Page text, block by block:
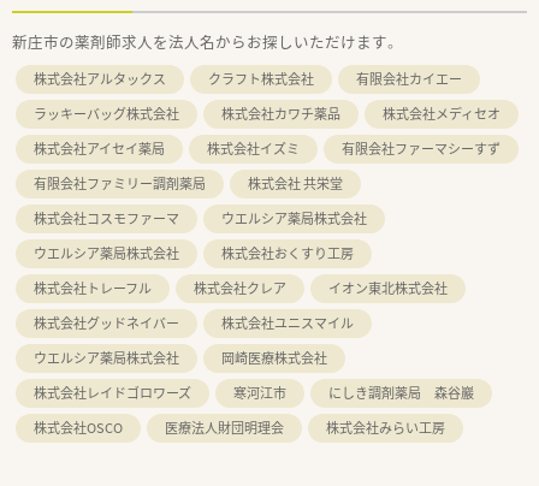
新庄市の薬剤師求人を法人名からお探しいただけます。
株式会社アルタックス クラフト株式会社
有限会社カイエー
ラッキーバッグ株式会社
株式会社カワチ薬品
株式会社メディセオ
株式会社アイセイ薬局
株式会社イズミ
有限会社ファーマシーすず
有限会社ファミリー調剤薬局
株式会社 共栄堂
株式会社コスモファーマ
ウエルシア薬局株式会社
ウエルシア薬局株式会社
株式会社おくすり工房
株式会社トレーフル
株式会社クレア
イオン東北株式会社
株式会社グッドネイバー
株式会社ユニスマイル
ウエルシア薬局株式会社
岡崎医療株式会社
株式会社レイドゴロワーズ
寒河江市
にしき調剤薬局 森谷巖
株式会社OSCO
医療法人財団明理会 株式会社みらい工房